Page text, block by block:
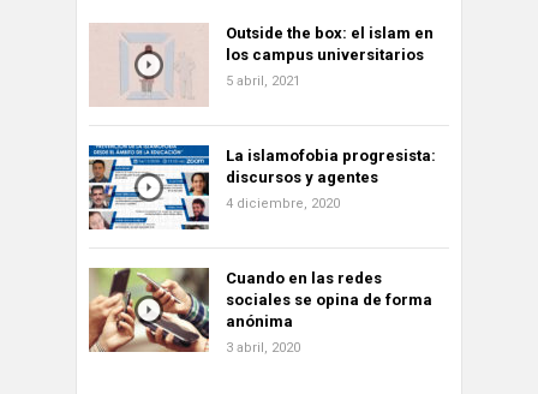
Outside the box: el islam en
los campus universitarios
5 abril, 2021
La islamofobia progresista:
discursos y agentes
4 diciembre, 2020
Cuando en las redes
sociales se opina de forma
anónima
3 abril, 2020